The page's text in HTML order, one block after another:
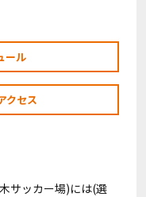
ール
クセス
サッカー場)には(選